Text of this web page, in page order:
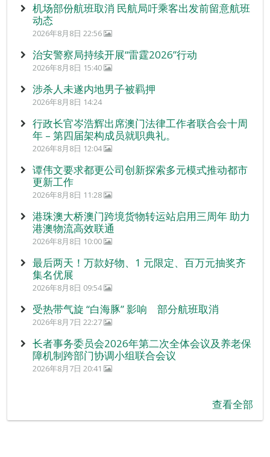
机场部份航班取消 民航局吁乘客出发前留意航班
动态
2026年8月8日 22:56
治安警察局持续开展“雷霆2026”行动
2026年8月8日 15:40
涉杀人未遂内地男子被羁押
2026年8月8日 14:24
行政长官岑浩辉出席澳门法律工作者联合会十周
年 – 第四届架构成员就职典礼。
2026年8月8日 12:04
谭伟文要求都更公司创新探索多元模式推动都市
更新工作
2026年8月8日 11:28
港珠澳大桥澳门跨境货物转运站启用三周年 助力
港澳物流高效联通
2026年8月8日 10:00
最后两天！万款好物、1 元限定、百万元抽奖齐
集名优展
2026年8月8日 09:54
受热带气旋 “白海豚” 影响 部分航班取消
2026年8月7日 22:27
长者事务委员会2026年第二次全体会议及养老保
障机制跨部门协调小组联合会议
2026年8月7日 20:41
查看全部